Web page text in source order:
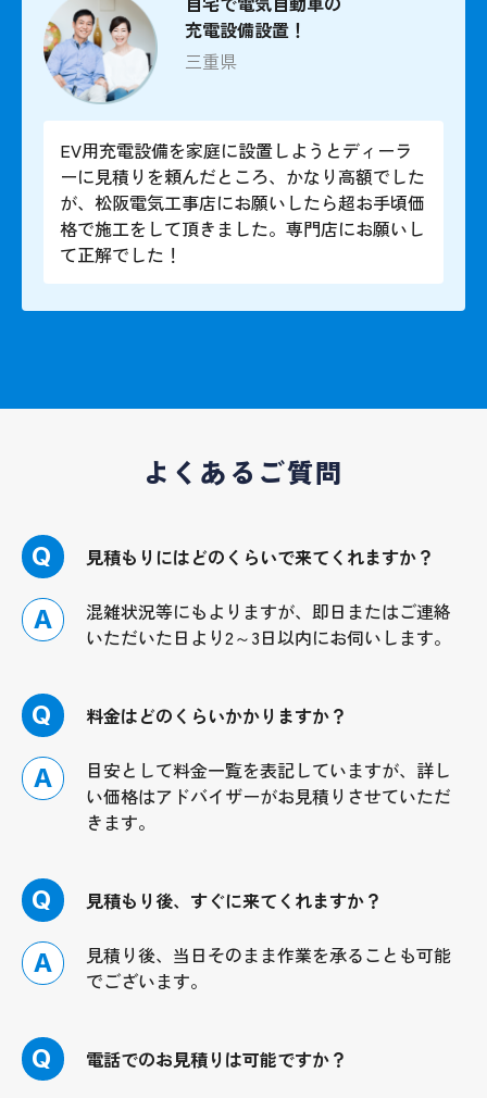
充電設備設置！
三重県
EV用充電設備を家庭に設置しようとディーラ
ーに見積りを頼んだところ、かなり高額でした
が、松阪電気工事店にお願いしたら超お手頃価
格で施工をして頂きました。専門店にお願いし
て正解でした！
よくあるご質問
Q 見積もりにはどのくらいで来てくれますか？
A
混雑状況等にもよりますが、即日またはご連絡
いただいた日より2～3日以内にお伺いします。
Q 料金はどのくらいかかりますか？
A
目安として料金一覧を表記していますが、詳し
い価格はアドバイザーがお見積りさせていただ
きます。
Q 見積もり後、すぐに来てくれますか？
A
見積り後、当日そのまま作業を承ることも可能
でございます。
Q 電話でのお見積りは可能ですか？